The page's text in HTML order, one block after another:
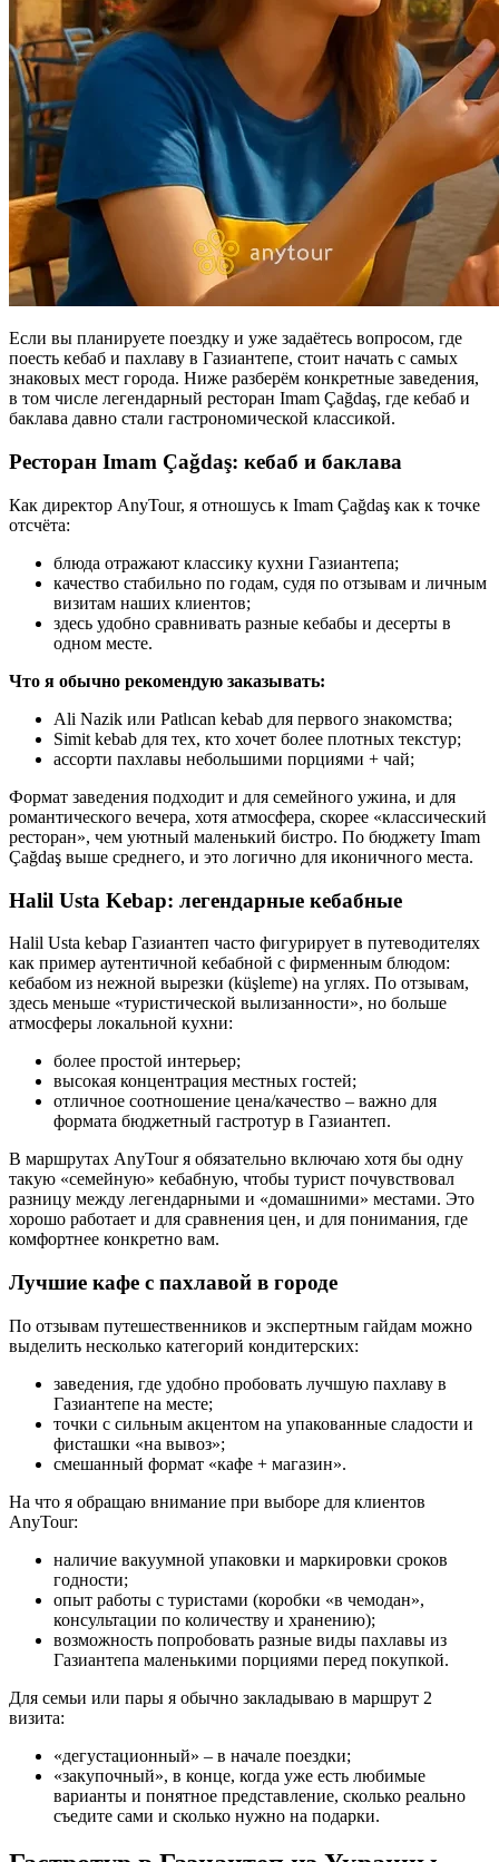
Если вы планируете поездку и уже задаётесь вопросом, где
поесть кебаб и пахлаву в Газиантепе, стоит начать с самых
знаковых мест города. Ниже разберём конкретные заведения,
в том числе легендарный ресторан Imam Çağdaş, где кебаб и
баклава давно стали гастрономической классикой.
Ресторан Imam Çağdaş: кебаб и баклава
Как директор AnyTour, я отношусь к Imam Çağdaş как к точке
отсчёта:
блюда отражают классику кухни Газиантепа;
качество стабильно по годам, судя по отзывам и личным
визитам наших клиентов;
здесь удобно сравнивать разные кебабы и десерты в
одном месте.
Что я обычно рекомендую заказывать:
Ali Nazik или Patlıcan kebab для первого знакомства;
Simit kebab для тех, кто хочет более плотных текстур;
ассорти пахлавы небольшими порциями + чай;
Формат заведения подходит и для семейного ужина, и для
романтического вечера, хотя атмосфера, скорее «классический
ресторан», чем уютный маленький бистро. По бюджету Imam
Çağdaş выше среднего, и это логично для иконичного места.
Halil Usta Kebap: легендарные кебабные
Halil Usta kebap Газиантеп часто фигурирует в путеводителях
как пример аутентичной кебабной с фирменным блюдом:
кебабом из нежной вырезки (küşleme) на углях. По отзывам,
здесь меньше «туристической вылизанности», но больше
атмосферы локальной кухни:
более простой интерьер;
высокая концентрация местных гостей;
отличное соотношение цена/качество – важно для
формата бюджетный гастротур в Газиантеп.
В маршрутах AnyTour я обязательно включаю хотя бы одну
такую «семейную» кебабную, чтобы турист почувствовал
разницу между легендарными и «домашними» местами. Это
хорошо работает и для сравнения цен, и для понимания, где
комфортнее конкретно вам.
Лучшие кафе с пахлавой в городе
По отзывам путешественников и экспертным гайдам можно
выделить несколько категорий кондитерских:
заведения, где удобно пробовать лучшую пахлаву в
Газиантепе на месте;
точки с сильным акцентом на упакованные сладости и
фисташки «на вывоз»;
смешанный формат «кафе + магазин».
На что я обращаю внимание при выборе для клиентов
AnyTour:
наличие вакуумной упаковки и маркировки сроков
годности;
опыт работы с туристами (коробки «в чемодан»,
консультации по количеству и хранению);
возможность попробовать разные виды пахлавы из
Газиантепа маленькими порциями перед покупкой.
Для семьи или пары я обычно закладываю в маршрут 2
визита:
«дегустационный» – в начале поездки;
«закупочный», в конце, когда уже есть любимые
варианты и понятное представление, сколько реально
съедите сами и сколько нужно на подарки.